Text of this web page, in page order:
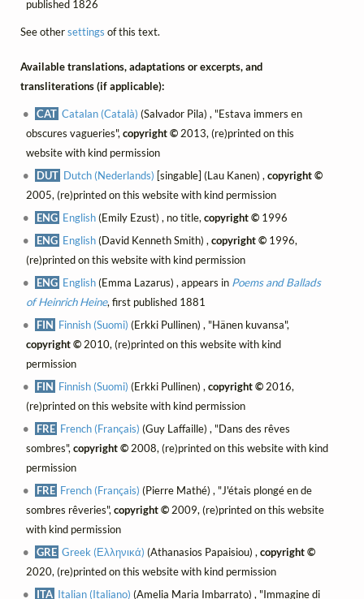
published 1826
See othersettings of this text.
Available translations, adaptations or excerpts, and
transliterations (if applicable):
CAT Catalan (Català) (Salvador Pila) , "Estava immers en
obscures vagueries", copyright ©2013, (re)printed on this
website with kind permission
DUT Dutch (Nederlands) [singable] (Lau Kanen) ,copyright ©
2005, (re)printed on this website with kind permission
ENG English(Emily Ezust) , no title,copyright © 1996
ENG English(David Kenneth Smith) ,copyright © 1996,
(re)printed on this website with kind permission
ENG English(Emma Lazarus) , appears in Poems and Ballads
of Heinrich Heine, first published 1881
FIN Finnish (Suomi) (Erkki Pullinen) , "Hänen kuvansa",
copyright ©2010, (re)printed on this website with kind
permission
FIN Finnish (Suomi) (Erkki Pullinen) ,copyright © 2016,
(re)printed on this website with kind permission
FRE French (Français) (Guy Laffaille) , "Dans des rêves
sombres", copyright ©2008, (re)printed on this website with kind
permission
FRE French (Français) (Pierre Mathé) , "J'étais plongé en de
sombres rêveries",copyright ©2009, (re)printed on this website
with kind permission
GRE Greek (Ελληνικά) (Athanasios Papaisiou) ,copyright ©
2020, (re)printed on this website with kind permission
ITA Italian (Italiano) (Amelia Maria Imbarrato) , "Immagine di